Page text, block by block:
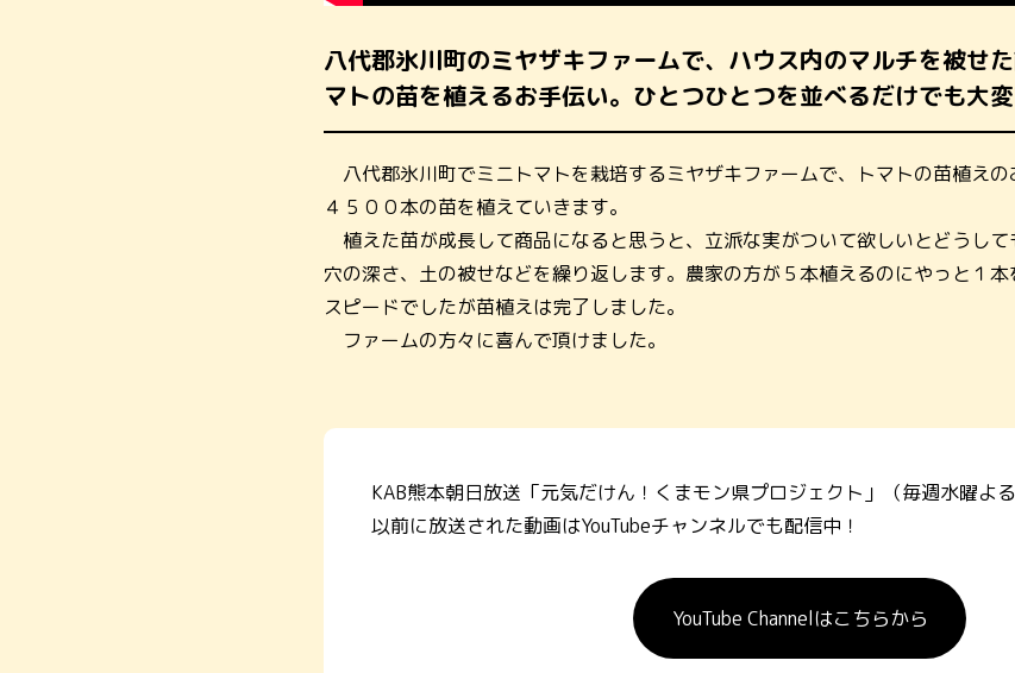
八代郡氷川町のミヤザキファームで、ハウス内のマルチを被せ
マトの苗を植えるお手伝い。ひとつひとつを並べるだけでも大
八代郡氷川町でミニトマトを栽培するミヤザキファームで、トマトの苗植え
４５００本の苗を植えていきます。
植えた苗が成長して商品になると思うと、立派な実がついて欲しいとどうし
穴の深さ、土の被せなどを繰り返します。農家の方が５本植えるのにやっと１
スピードでしたが苗植えは完了しました。
ファームの方々に喜んで頂けました。
KAB熊本朝日放送「元気だけん！くまモン県プロジェクト」（毎週水曜よ
以前に放送された動画はYouTubeチャンネルでも配信中！
YouTube Channelはこちらから